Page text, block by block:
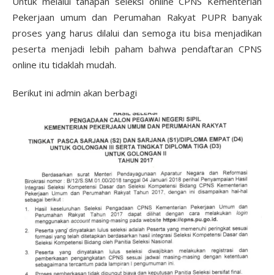
Pekerjaan umum dan Perumahan Rakyat PUPR banyak
proses yang harus dilalui dan semoga itu bisa menjadikan
peserta menjadi lebih paham bahwa pendaftaran CPNS
online itu tidaklah mudah.
Berikut ini admin akan berbagi